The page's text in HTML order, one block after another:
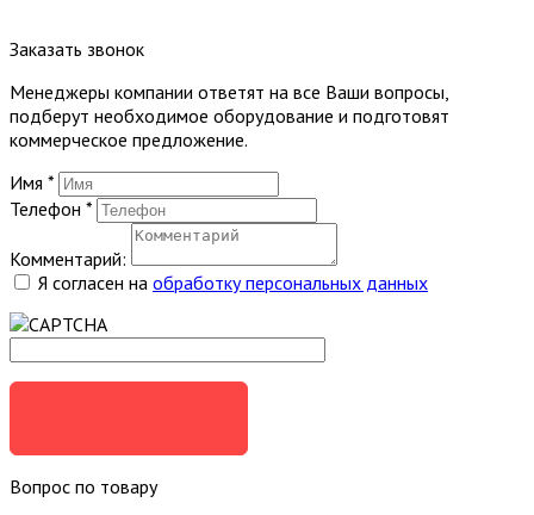
Заказать звонок
Менеджеры компании ответят на все Ваши вопросы,
подберут необходимое оборудование и подготовят
коммерческое предложение.
Имя *
Телефон *
Комментарий:
Я согласен на обработку персональных данных
Вопрос по товару